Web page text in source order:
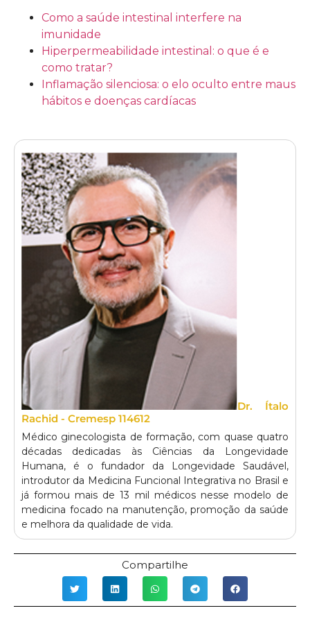
Como a saúde intestinal interfere na
imunidade
Hiperpermeabilidade intestinal: o que é e
como tratar?
Inflamação silenciosa: o elo oculto entre maus
hábitos e doenças cardíacas
Dr. Ítalo
Rachid - Cremesp 114612
Médico ginecologista de formação, com quase quatro
décadas dedicadas às Ciências da Longevidade
Humana, é o fundador da Longevidade Saudável,
introdutor da Medicina Funcional Integrativa no Brasil e
já formou mais de 13 mil médicos nesse modelo de
medicina focado na manutenção, promoção da saúde
e melhora da qualidade de vida.
Compartilhe